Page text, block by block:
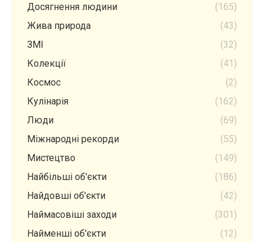
Досягнення людини
(165)
Жива природа
(43)
ЗМІ
(32)
Колекції
(41)
Космос
(2)
Кулінарія
(162)
Люди
(69)
Міжнародні рекорди
(55)
Мистецтво
(149)
Найбільші об'єкти
(186)
Найдовші об'єкти
(42)
Наймасовіші заходи
(301)
Найменші об'єкти
(12)